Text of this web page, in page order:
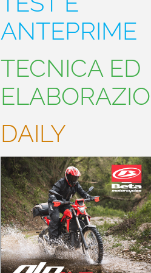
ANTEPRIME
TECNICA ED
DAILY